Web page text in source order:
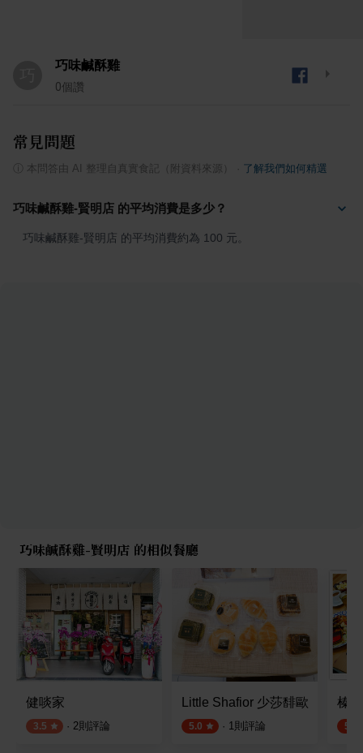
巧味鹹酥雞
0個讚
常見問題
本問答由 AI 整理自真實食記（附資料來源） 了解我們如何精選
巧味鹹酥雞-賢明店 的平均消費是多少？
巧味鹹酥雞-賢明店 的平均消費約為 100 元。
巧味鹹酥雞-賢明店 的相似餐廳
健啖家
3.5 · 2則評論
Little Shafior 少莎馡歐
5.0 · 1則評論
榛
5.0